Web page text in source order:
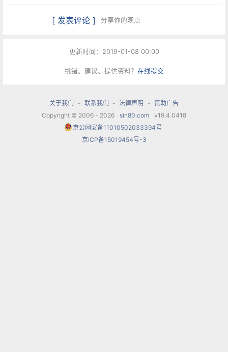
[ 发表评论 ] 分享你的观点
更新时间：2019-01-08 00:00
挑错、建议、提供资料？ 在线提交
关于我们 - 联系我们 - 法律声明 - 赞助广告
Copyright © 2006 - 2026
sin80.com
v19.4.0418
京公网安备11010502033394号
京ICP备15019454号-3